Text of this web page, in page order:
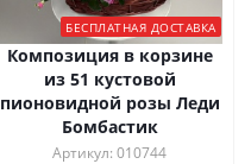
БЕСПЛАТНАЯ ДОСТАВКА
Композиция в корзине
из 51 кустовой
пионовидной розы Леди
Бомбастик
Артикул: 010744